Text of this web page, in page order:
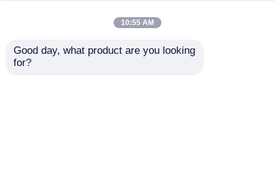
10:55 AM
Good day, what product are you looking
for?